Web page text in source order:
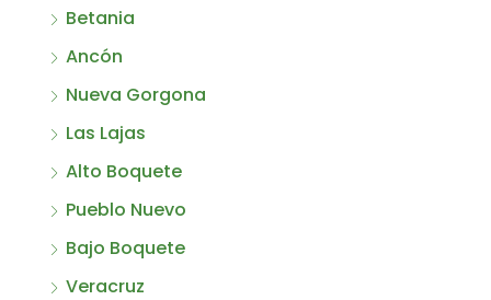
Betania
Ancón
Nueva Gorgona
Las Lajas
Alto Boquete
Pueblo Nuevo
Bajo Boquete
Veracruz